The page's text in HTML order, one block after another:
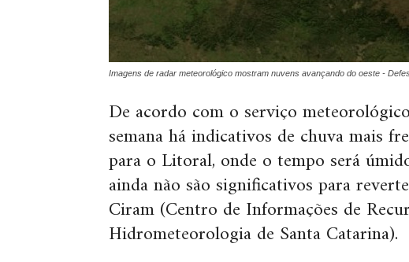
Imagens de radar meteorológico mostram nuvens avançando do oeste -
De acordo com o serviço
semana há indicativos de chuva mais
para o Litoral, onde o tempo será
ainda não são significativos para
Ciram (Centro de Informações de
Hidrometeorologia de Santa Catarina).